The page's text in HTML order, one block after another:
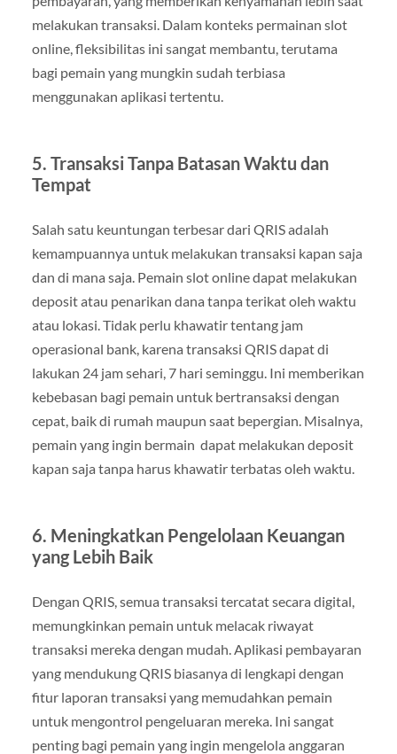
melakukan transaksi. Dalam konteks permainan slot
online, fleksibilitas ini sangat membantu, terutama
bagi pemain yang mungkin sudah terbiasa
menggunakan aplikasi tertentu.
5. Transaksi Tanpa Batasan Waktu dan
Tempat
Salah satu keuntungan terbesar dari QRIS adalah
kemampuannya untuk melakukan transaksi kapan saja
dan di mana saja. Pemain slot online dapat melakukan
deposit atau penarikan dana tanpa terikat oleh waktu
atau lokasi. Tidak perlu khawatir tentang jam
operasional bank, karena transaksi QRIS dapat di
lakukan 24 jam sehari, 7 hari seminggu. Ini memberikan
kebebasan bagi pemain untuk bertransaksi dengan
cepat, baik di rumah maupun saat bepergian. Misalnya,
pemain yang ingin bermain dapat melakukan deposit
kapan saja tanpa harus khawatir terbatas oleh waktu.
6. Meningkatkan Pengelolaan Keuangan
yang Lebih Baik
Dengan QRIS, semua transaksi tercatat secara digital,
memungkinkan pemain untuk melacak riwayat
transaksi mereka dengan mudah. Aplikasi pembayaran
yang mendukung QRIS biasanya di lengkapi dengan
fitur laporan transaksi yang memudahkan pemain
untuk mengontrol pengeluaran mereka. Ini sangat
penting bagi pemain yang ingin mengelola anggaran